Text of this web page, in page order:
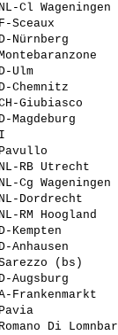
NL-Cl
F-Sceaux
D-Nürnberg
D-Ulm
D-Chemnitz
CH-Giubiasco
D-Magdeburg
I
Pavullo
NL-RB
NL-Cg
NL-Dordrecht
NL-RM
D-Kempten
D-Anhausen
Sarezzo (bs)
D-Augsburg
A-
Pavia
Di